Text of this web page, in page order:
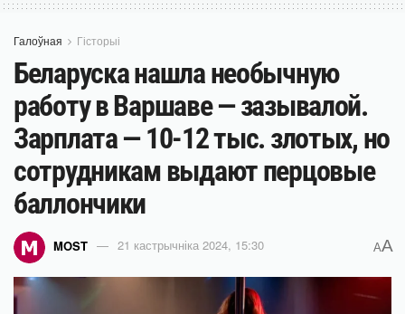
Галоўная Гісторыі
Беларуска нашла необычную
работу в Варшаве — зазывалой.
Зарплата — 10-12 тыс. злотых, но
сотрудникам выдают перцовые
баллончики
MOST 21 кастрычніка 2024, 15:30 AA